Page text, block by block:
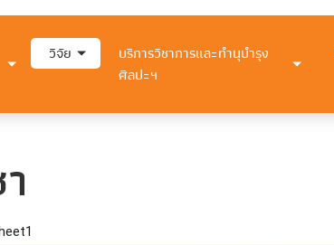
วิจัย
บริการวิชาการและทำนุบำรุง
ศิลปะฯ